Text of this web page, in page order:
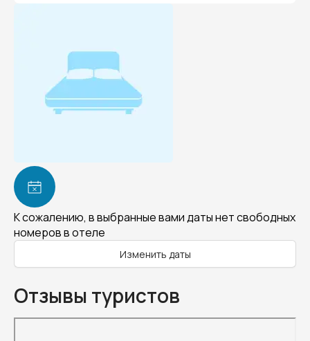
К сожалению, в выбранные вами даты нет свободных
номеров в отеле
Изменить даты
Отзывы туристов